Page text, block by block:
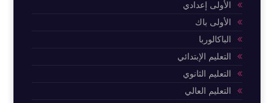
الأولى إعدادي
الأولى باك
الباكالوربا
التعليم الإبتدائي
التعليم الثانوي
التعليم العالي